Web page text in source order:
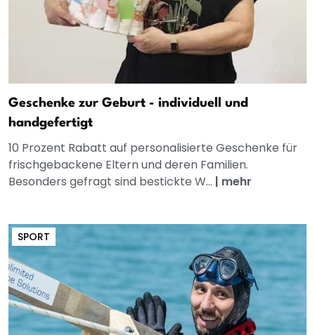
Geschenke zur Geburt - individuell und
handgefertigt
10 Prozent Rabatt auf personalisierte Geschenke für
frischgebackene Eltern und deren Familien.
Besonders gefragt sind bestickte W... | mehr
SPORT